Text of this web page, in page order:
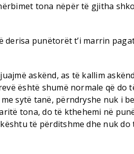
tona nëpër të gjitha
derisa punëtorët t’i marrin
askënd, as të kallim
është shumë normale që do
sytë tanë, përndryshe nuk i
tona, do të kthehemi në
të përditshme dhe nuk do